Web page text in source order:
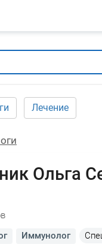
Лечение
Ольга
Иммунолог